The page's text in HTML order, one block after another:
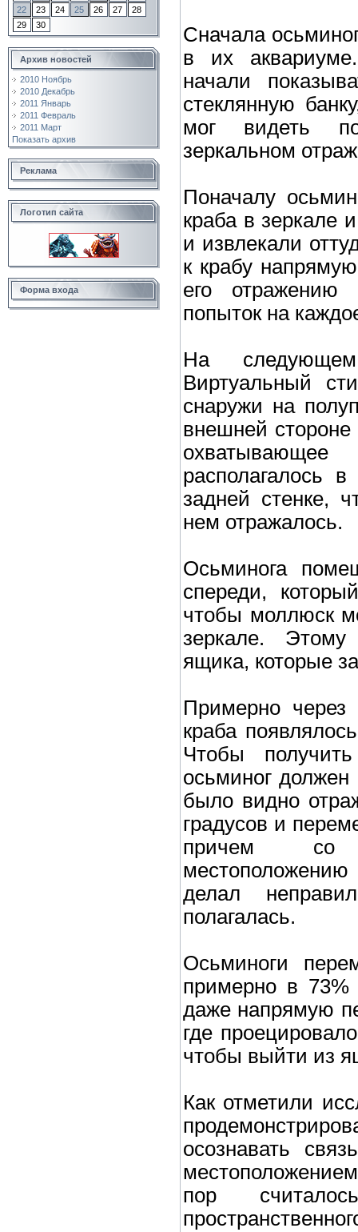
22
23 24 25 26 27
28
29
30
Архив новостей
2010 Ноябрь
2010 Декабрь
2011 Январь
2011 Февраль
2011 Март
Показать архив
Реклама
Логотип сайта
Форма входа
Сначала
в их
начали
стеклянную
мог видеть
зеркальном
Поначалу
краба в зеркале
и извлекали
к крабу
его отражению
попыток на
На
Виртуальный
снаружи на
внешней стороне
располагалось
задней стенке,
нем отражалось.
Осьминога
спереди,
чтобы моллюск
зеркале. Этому
ящика, которые
Примерно через
краба
Чтобы
осьминог должен
было видно
градусов и
причем со
местоположению
делал
полагалась.
Осьминоги
примерно в 73%
даже напрямую
где
чтобы выйти из
Как отметили
осознавать
пор